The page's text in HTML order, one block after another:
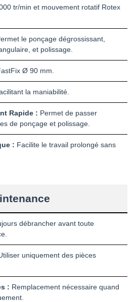
tr/min et mouvement rotatif Rotex
le ponçage dégrossissant,
et polissage.
Ø 90 mm.
la maniabilité.
Rapide : Permet de passer
de ponçage et polissage.
: Facilite le travail prolongé sans
débrancher avant toute
uniquement des pièces
: Remplacement nécessaire quand